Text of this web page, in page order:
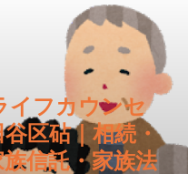
イフカウンセ
区砧｜相続・
信託・家族法